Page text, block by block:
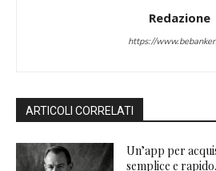
Redazione
https://
ARTICOLI CORRELATI
Un’app per
semplice e